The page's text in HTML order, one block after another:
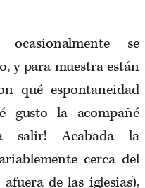
se
y para muestra están
qué espontaneidad
la acompañé
salir! Acabada la
cerca del
de las iglesias),